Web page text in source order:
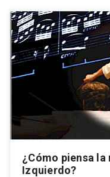
¿Cómo piensa la
Izquierdo?